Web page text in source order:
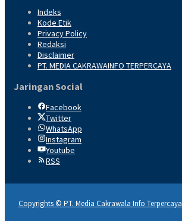
Indeks
Kode Etik
Privacy Policy
Redaksi
Disclaimer
PT. MEDIA CAKRAWAINFO TERPERCAYA
Jaringan Social
Facebook
Twitter
WhatsApp
Instagram
Youtube
RSS
Copyrights © PT. Media Cakrawala Info Terpercaya